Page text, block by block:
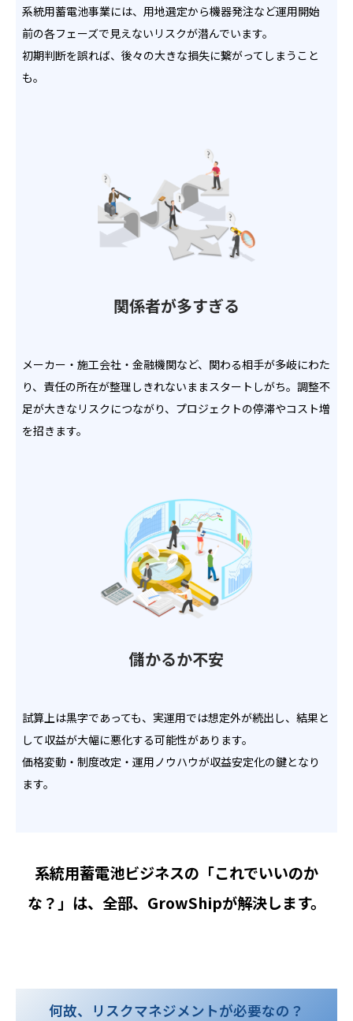
系統用蓄電池事業には、用地選定から機器発注など運用開始
前の各フェーズで見えないリスクが潜んでいます。
初期判断を誤れば、後々の大きな損失に繋がってしまうこと
も。
関係者が多すぎる
メーカー・施工会社・金融機関など、関わる相手が多岐にわた
り、責任の所在が整理しきれないままスタートしがち。調整不
足が大きなリスクにつながり、プロジェクトの停滞やコスト増
を招きます。
儲かるか不安
試算上は黒字であっても、実運用では想定外が続出し、結果と
して収益が大幅に悪化する可能性があります。
価格変動・制度改定・運用ノウハウが収益安定化の鍵となり
ます。
系統用蓄電池ビジネスの「これでいいのか
な？」は、全部、GrowShipが解決します。
何故、リスクマネジメントが必要なの？